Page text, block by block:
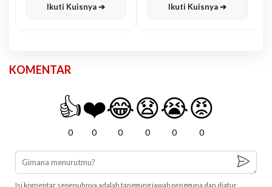
Ikuti Kuisnya ➔ Ikuti Kuisnya ➔
KOMENTAR
👍
0
❤️
0
😂
0
😧
0
😭
0
😡
0
Isi komentar sepenuhnya adalah tanggung jawab pengguna dan diatur